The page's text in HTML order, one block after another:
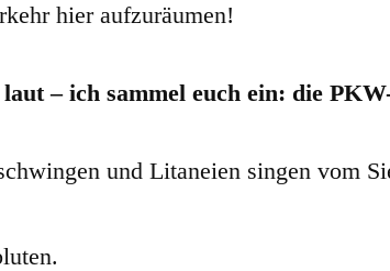
hier aufzuräumen!
– ich sammel euch ein: die
und Litaneien singen vom